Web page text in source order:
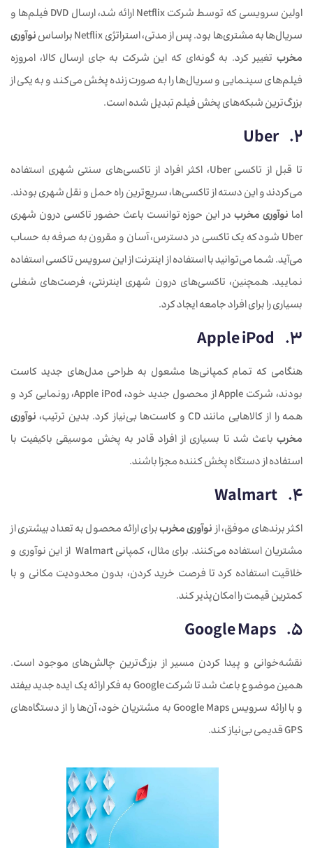
اولین سرویسی که توسط شرکت Netflix ارائه شد، ارسال DVD فیلم‌ها و
سریال‌ها به مشتری‌ها بود. پس از مدتی، استراتژی Netflix براساس
نوآوری
مخرب تغییر کرد. به گونه‌ای که این شرکت به جای ارسال کالا، امروزه
فیلم‌های سینمایی و سریال‌ها را به صورت زنده پخش می‌کند و به یکی از
بزرگ‌ترین شبکه‌های پخش فیلم تبدیل شده است.
2. Uber
تا قبل از تاکسی Uber، اکثر افراد از تاکسی‌های سنتی شهری استفاده
می‌کردند و این دسته از تاکسی‌ها، سریع‌ترین راه حمل و نقل شهری بودند.
اما نوآوری مخربدر این حوزه توانست باعث حضور تاکسی درون شهری
Uber شود که یک تاکسی در دسترس، آسان و مقرون به صرفه به حساب
می‌آید. شما می‌توانید با استفاده از اینترنت از این سرویس تاکسی استفاده
نمایید. همچنین، تاکسی‌های درون شهری اینترنتی، فرصت‌های شغلی
بسیاری را برای افراد جامعه ایجاد کرد.
3. Apple iPod
هنگامی که تمام کمپانی‌ها مشعول به طراحی مدل‌های جدید کاست
بودند، شرکت Apple از محصول جدید خود، Apple iPod، رونمایی کرد و
همه را از کالاهایی مانند CD و کاست‌ها بی‌نیاز کرد. بدین ترتیب،
نوآوری
مخرب باعث شد تا بسیاری از افراد قادر به پخش موسیقی باکیفیت با
استفاده از دستگاه پخش کننده مجزا باشند.
4. Walmart
اکثر برندهای موفق، ازنوآوری مخرببرای ارائه محصول به تعداد بیشتری از
مشتریان استفاده می‌کنند. برای مثال، کمپانی Walmart از این نوآوری و
خلاقیت استفاده کرد تا فرصت خرید کردن، بدون محدودیت مکانی و با
کمترین قیمت را امکان‌پذیر کند.
5. Google Maps
نقشه‌خوانی و پیدا کردن مسیر از بزرگ‌ترین چالش‌های موجود است.
همین موضوع باعث شد تا شرکت Google به فکر ارائه یک ایده جدید بیفتد
و با ارائه سرویس Google Maps به مشتریان خود، آن‌ها را از دستگاه‌های
GPS قدیمی بی‌نیاز کند.